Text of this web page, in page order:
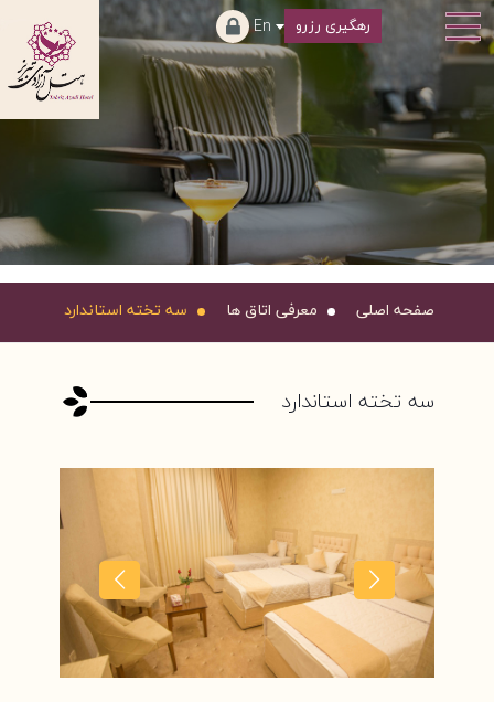
En رهگیری رزرو
صفحه اصلی معرفی اتاق ها سه تخته استاندارد
سه تخته استاندارد